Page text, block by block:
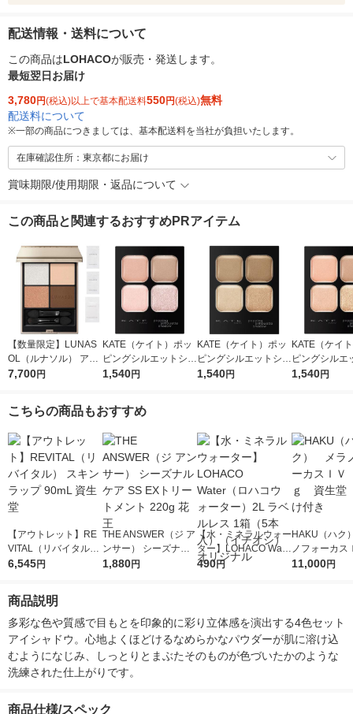
配送情報・送料について
この商品はLOHACOが販売・発送します。
最短翌日お届け
3,780円(税込)以上で基本配送料550円(税込)無料
配送料について
※一部の商品につきましては、基本配送料を当社が負担いたします。
在庫確認住所：東京都にお届け
賞味期限/使用期限・返品について
この商品と関連するおすすめPRアイテム
【数量限定】LUNAS
OL（ルナソル） アイ
カラーレーションN 1
7,700円
KATE（ケイト）ポッ
ピングシルエットシャ
ドウ PK-1 ラズベリー
1,540円
KATE（ケイト）ポッ
ピングシルエットシャ
ドウ BE-1 シナモンポ
1,540円
KATE（ケイ
ピングシルエ
ドウ OR-2 コ
1,540円
こちらの商品もおすすめ
【アウトレット】RE
VITAL（リバイタル）
スキンラップ 90mL
6,545円
THE ANSWER（ジ ア
ンサー） シーズナル
ケア SS EXトリート
1,880円
【水・ミネラルウォー
ター】LOHACO Wate
r（ロハコウォータ
490円
HAKU（ハ
ノフォーカ
5ｇ 資生堂
11,000円
商品説明
多彩な色や質感で目もとを印象的に彩り立体感を演出する4色セット
アイシャドウ。心地よくほどけるなめらかなパウダーが肌に溶け込
むようになじみ、しっとりとまぶたそのものが色づいたかのような
洗練された仕上がりです。
商品仕様/スペック